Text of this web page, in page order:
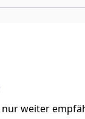
weiter